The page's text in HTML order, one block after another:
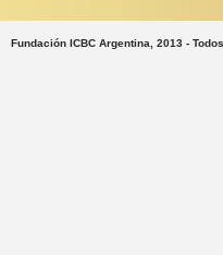
Fundación ICBC Argentina, 2013 -